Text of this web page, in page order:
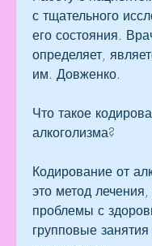
с тщательного
его состояния.
определяет,
им. Довженко.
Что такое
алкоголизма?
Кодирование от
это метод лечения,
проблемы с
групповые занятия